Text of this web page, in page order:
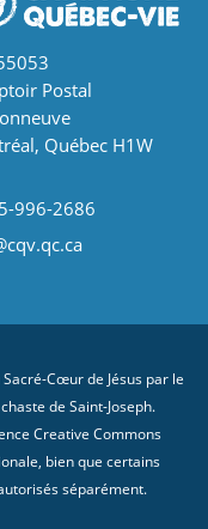
Postal
Québec H1W
996-2686
Cœur de Jésus par le
de Saint-Joseph.
Creative Commons
, bien que certains
séparément.